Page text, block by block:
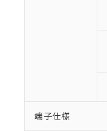
端子仕様